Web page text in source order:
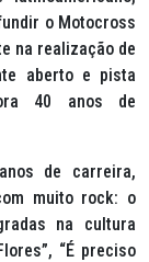
o Motocross
na realização de
aberto e pista
40 anos de
de carreira,
muito rock: o
na cultura
“É preciso